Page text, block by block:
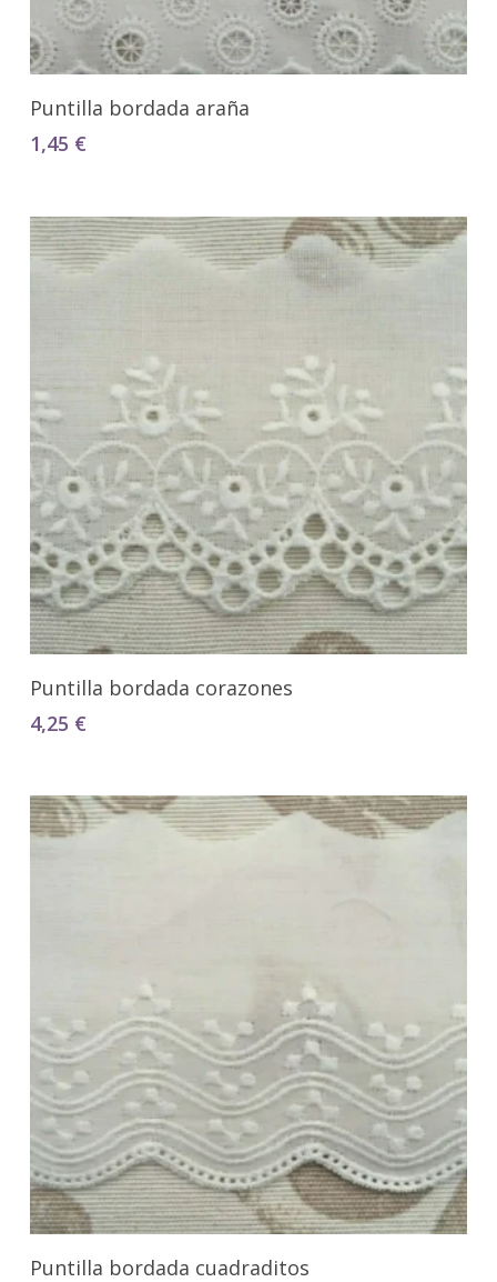
Seleccionar Opciones
Puntilla bordada araña
1,45 €
Seleccionar Opciones
Puntilla bordada corazones
4,25 €
Seleccionar Opciones
Puntilla bordada cuadraditos